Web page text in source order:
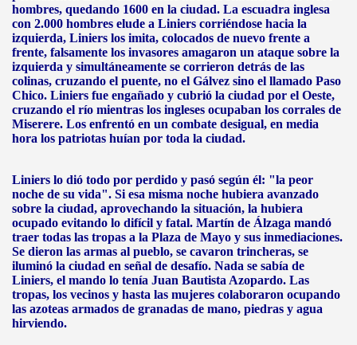
hombres, quedando 1600 en la ciudad. La escuadra inglesa
con 2.000 hombres elude a Liniers corriéndose hacia la
izquierda, Liniers los imita, colocados de nuevo frente a
frente, falsamente los invasores amagaron un ataque sobre la
izquierda y simultáneamente se corrieron detrás de las
colinas, cruzando el puente, no el Gálvez sino el llamado Paso
Chico. Liniers fue engañado y cubrió la ciudad por el Oeste,
cruzando el río mientras los ingleses ocupaban los corrales de
Miserere. Los enfrentó en un combate desigual, en media
hora los patriotas huían por toda la ciudad.
Liniers lo dió todo por perdido y pasó según él: "la peor
noche de su vida". Si esa misma noche hubiera avanzado
sobre la ciudad, aprovechando la situación, la hubiera
ocupado evitando lo difícil y fatal. Martín de Álzaga mandó
traer todas las tropas a la Plaza de Mayo y sus inmediaciones.
Se dieron las armas al pueblo, se cavaron trincheras, se
iluminó la ciudad en señal de desafío. Nada se sabía de
Liniers, el mando lo tenía Juan Bautista Azopardo. Las
tropas, los vecinos y hasta las mujeres colaboraron ocupando
las azoteas armados de granadas de mano, piedras y agua
hirviendo.